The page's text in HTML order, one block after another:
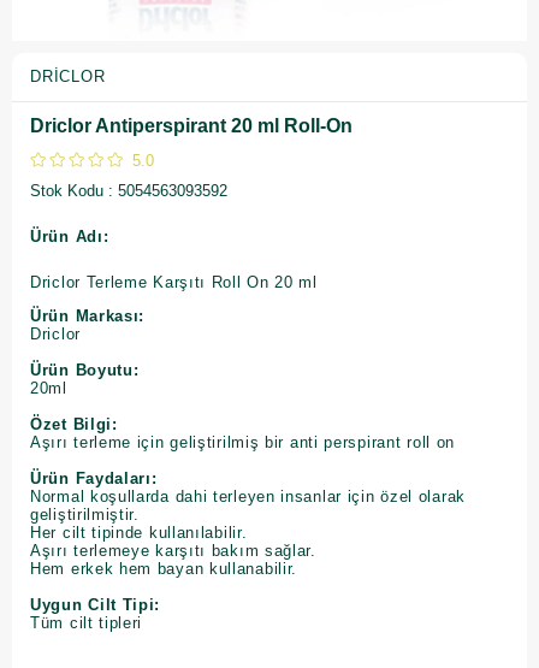
DRICLOR
Driclor Antiperspirant 20 ml Roll-On
5.0
Stok Kodu
5054563093592
Ürün Adı:
Driclor Terleme Karşıtı Roll On 20 ml
Ürün Markası:
Driclor
Ürün Boyutu:
20ml
Özet Bilgi:
Aşırı terleme için geliştirilmiş bir anti perspirant roll on
Ürün Faydaları:
Normal koşullarda dahi terleyen insanlar için özel olarak
geliştirilmiştir.
Her cilt tipinde kullanılabilir.
Aşırı terlemeye karşıtı bakım sağlar.
Hem erkek hem bayan kullanabilir.
Uygun Cilt Tipi:
Tüm cilt tipleri